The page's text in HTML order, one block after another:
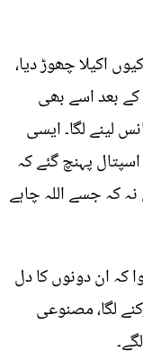
اکیلا چھوڑ دیا،
کے بعد اسے بھی
لینے لگا۔ ایسی
پہنچ گئے کہ
نہ کہ جسے اللہ چاہے
ان دونوں کا دل
لگا، مصنوعی